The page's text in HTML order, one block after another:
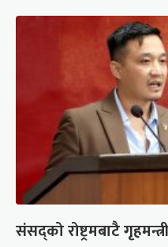
संसद्को रोष्ट्रमबाटै